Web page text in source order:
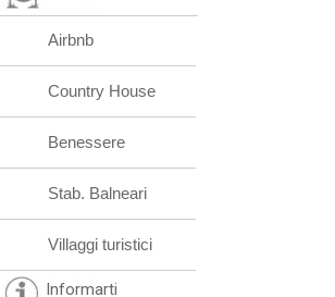
Airbnb
Country House
Benessere
Stab. Balneari
Villaggi turistici
Informarti